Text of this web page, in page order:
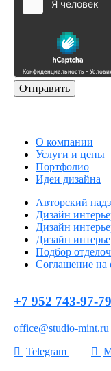
О компании
Услуги и цены
Портфолио
Идеи дизайна
Авторский
Дизайн
Дизайн
Дизайн
Подбор
Соглашение на
+7 952 743-97-79
office@studio-mint.ru
Telegram